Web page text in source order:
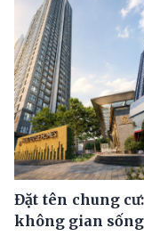
Đặt tên chung
không gian